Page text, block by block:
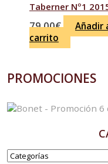
Taberner Nº1
79.00€
Añadir
carrito
PROMOCIONES